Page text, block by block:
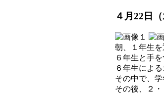
４月22日
朝、１年生を
６年生と手
６年生によ
その中で、
その後、２